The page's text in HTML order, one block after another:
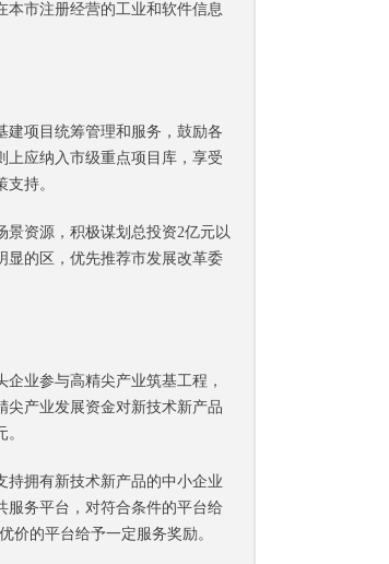
本市注册经营的工业和软件信息
项目统筹管理和服务，鼓励各
上应纳入市级重点项目库，享受
持。
资源，积极谋划总投资2亿元以
显的区，优先推荐市发展改革委
业参与高精尖产业筑基工程，
尖产业发展资金对新技术新产品
拥有新技术新产品的中小企业
服务平台，对符合条件的平台给
价的平台给予一定服务奖励。